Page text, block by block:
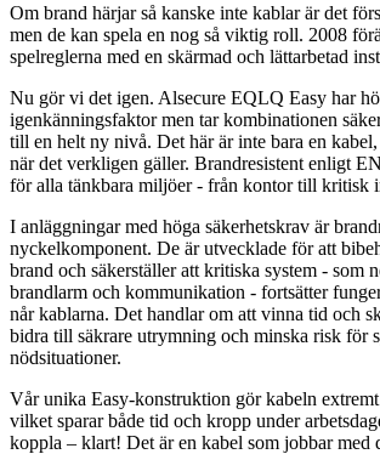
Om brand härjar så kanske inte kablar är det
men de kan spela en nog så viktig roll. 2008
spelreglerna med en skärmad och lättarbetad
Nu gör vi det igen. Alsecure EQLQ Easy har
igenkänningsfaktor men tar kombinationen
till en helt ny nivå. Det här är inte bara en
när det verkligen gäller. Brandresistent enligt
för alla tänkbara miljöer - från kontor till kritisk
I anläggningar med höga säkerhetskrav är
nyckelkomponent. De är utvecklade för att
brand och säkerställer att kritiska system - som
brandlarm och kommunikation - fortsätter
når kablarna. Det handlar om att vinna tid och
bidra till säkrare utrymning och minska risk för
nödsituationer.
Vår unika Easy-konstruktion gör kabeln extremt
vilket sparar både tid och kropp under
koppla – klart! Det är en kabel som jobbar med